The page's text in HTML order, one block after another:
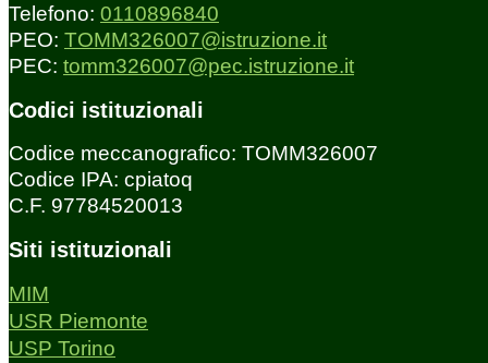
Telefono: 0110896840
PEO: TOMM326007@istruzione.it
PEC: tomm326007@pec.istruzione.it
Codici istituzionali
Codice meccanografico: TOMM326007
Codice IPA: cpiatoq
C.F. 97784520013
Siti istituzionali
MIM
USR Piemonte
USP Torino